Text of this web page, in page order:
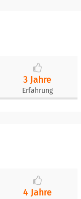
3 Jahre
Erfahrung
4 Jahre